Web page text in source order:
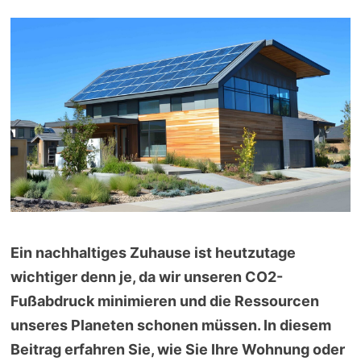
Ein nachhaltiges Zuhause ist heutzutage
wichtiger denn je, da wir unseren CO2-
Fußabdruck minimieren und die Ressourcen
unseres Planeten schonen müssen. In diesem
Beitrag erfahren Sie, wie Sie Ihre Wohnung oder